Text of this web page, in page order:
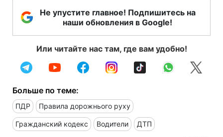
Не упустите главное! Подпишитесь на
наши обновления в Google!
Или читайте нас там, где вам удобно!
Больше по теме:
ПДР Правила дорожнього руху
Гражданский кодекс Водители ДТП